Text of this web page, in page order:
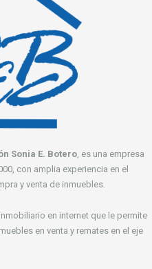
Sonia E. Botero, es una empresa
con amplia experiencia en el
y venta de inmuebles.
en internet que le permite
en venta y remates en el eje